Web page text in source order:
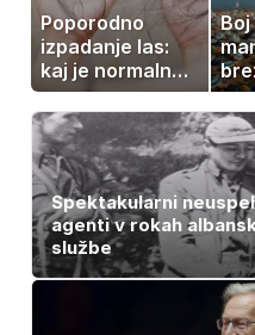
Poporodno
izpadanje las:
kaj je normalno
in kako si
pomagati
Boj
kot
Spektakularni
agenti v rokah
službe